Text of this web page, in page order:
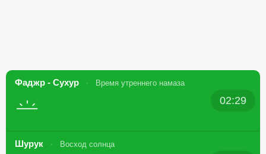
Фаджр - Сухур Время утреннего намаза
02:29
Шурук Восход солнца